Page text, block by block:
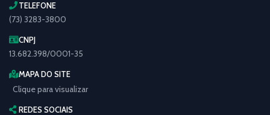
TELEFONE
(73) 3283-3800
CNPJ
13.682.398/0001-35
MAPA DO SITE
Clique para visualizar
REDES SOCIAIS